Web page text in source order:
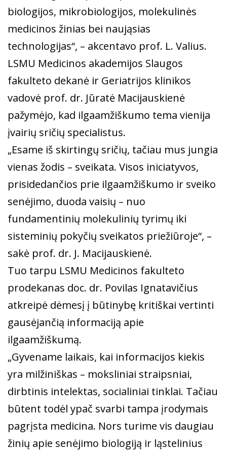
biologijos, mikrobiologijos, molekulinės
medicinos žinias bei naująsias
technologijas“, – akcentavo prof. L. Valius.
LSMU Medicinos akademijos Slaugos
fakulteto dekanė ir Geriatrijos klinikos
vadovė prof. dr. Jūratė Macijauskienė
pažymėjo, kad ilgaamžiškumo tema vienija
įvairių sričių specialistus.
„Esame iš skirtingų sričių, tačiau mus jungia
vienas žodis – sveikata. Visos iniciatyvos,
prisidedančios prie ilgaamžiškumo ir sveiko
senėjimo, duoda vaisių – nuo
fundamentinių molekulinių tyrimų iki
sisteminių pokyčių sveikatos priežiūroje“, –
sakė prof. dr. J. Macijauskienė.
Tuo tarpu LSMU Medicinos fakulteto
prodekanas doc. dr. Povilas Ignatavičius
atkreipė dėmesį į būtinybę kritiškai vertinti
gausėjančią informaciją apie
ilgaamžiškumą.
„Gyvename laikais, kai informacijos kiekis
yra milžiniškas – moksliniai straipsniai,
dirbtinis intelektas, socialiniai tinklai. Tačiau
būtent todėl ypač svarbi tampa įrodymais
pagrįsta medicina. Nors turime vis daugiau
žinių apie senėjimo biologiją ir ląstelinius